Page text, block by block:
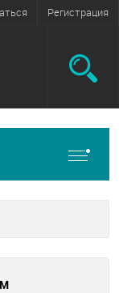
Регистрация